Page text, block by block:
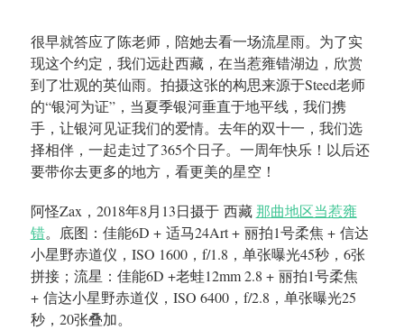
很早就答应了陈老师，陪她去看一场流星雨。为了实
现这个约定，我们远赴西藏，在当惹雍错湖边，欣赏
到了壮观的英仙雨。拍摄这张的构思来源于Steed老师
的“银河为证”，当夏季银河垂直于地平线，我们携
手，让银河见证我们的爱情。去年的双十一，我们选
择相伴，一起走过了365个日子。一周年快乐！以后还
要带你去更多的地方，看更美的星空！
阿怪Zax，2018年8月13日摄于 西藏那曲地区当惹雍
错。底图：佳能6D + 适马24Art + 丽拍1号柔焦 + 信达
小星野赤道仪，ISO 1600，f/1.8，单张曝光45秒，6张
拼接；流星：佳能6D +老蛙12mm 2.8 + 丽拍1号柔焦
+ 信达小星野赤道仪，ISO 6400，f/2.8，单张曝光25
秒，20张叠加。